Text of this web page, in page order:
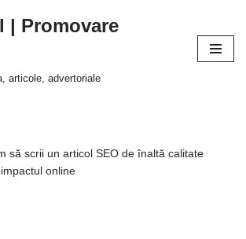
| Promovare
articole, advertoriale
să scrii un articol SEO de înaltă calitate
online